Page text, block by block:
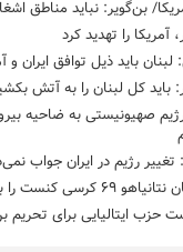
بن‌گویر: نباید مناطق
آمریکا را تهدید کرد
باید ذیل توافق ایران و
باید کل لبنان را به آتش‌
تغییر رژیم در ایران جواب
کرسی کنست را به دست می‌آورند
حزب ایتالیایی برای تحریم